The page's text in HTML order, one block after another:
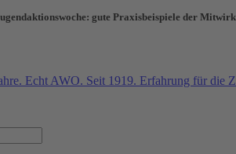
gute Praxisbeispiele der